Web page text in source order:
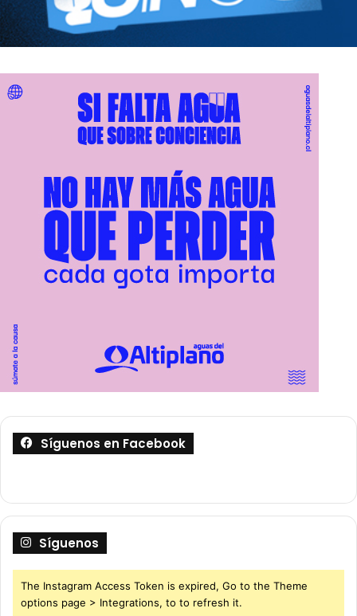
Síguenos en Facebook
Síguenos
The Instagram Access Token is expired, Go to the Theme
options page > Integrations, to to refresh it.